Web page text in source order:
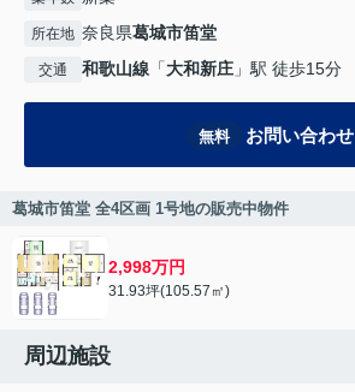
所在地 奈良県葛城市笛堂
交通 和歌山線 「大和新庄 」駅 徒歩15分
無料 お問い合わせ
葛城市笛堂 全4区画 1号地の販売中物件
2,998万円
31.93坪(105.57㎡)
周辺施設